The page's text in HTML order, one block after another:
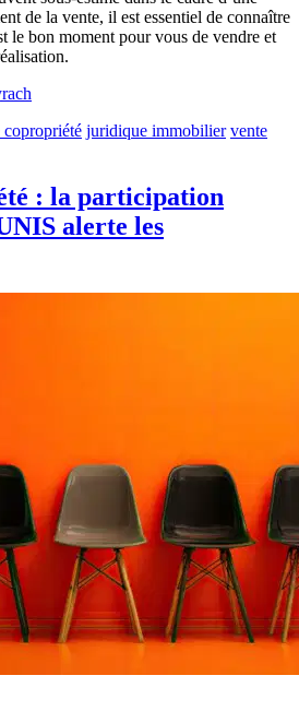
de la vente, il est essentiel de connaître
le bon moment pour vous de vendre et
juridique immobilier vente
: la participation
alerte les